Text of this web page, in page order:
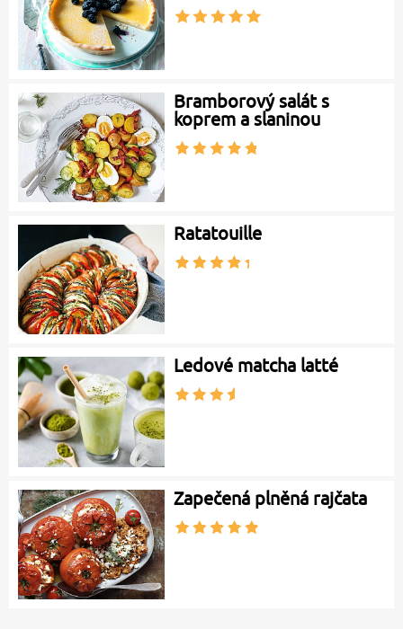
Bramborový salát s
koprem a slaninou
Ratatouille
Ledové matcha latté
Zapečená plněná rajčata